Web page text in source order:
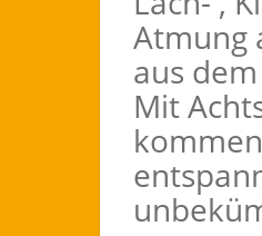
Atmung
aus
Mit